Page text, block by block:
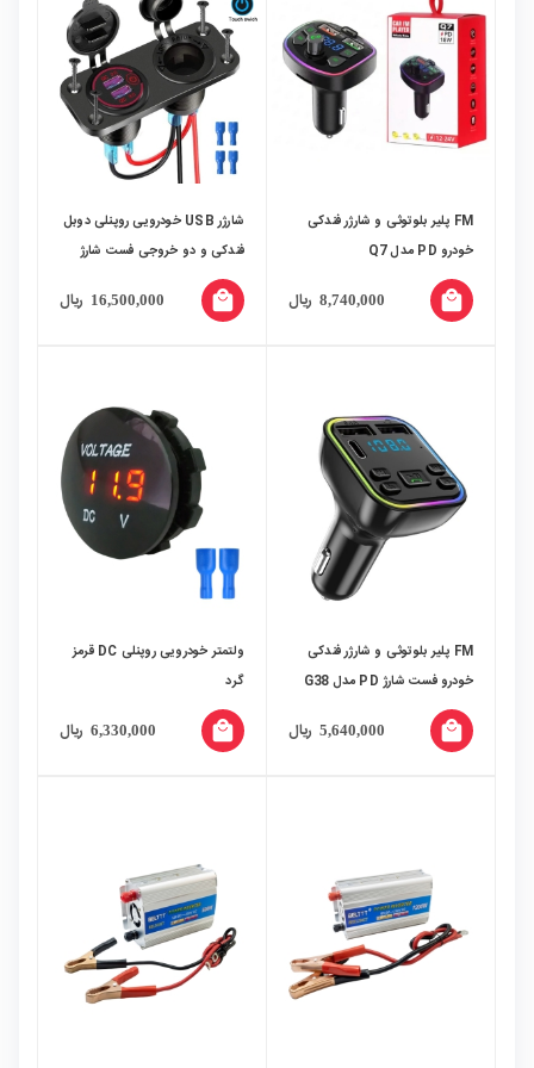
FM پلیر بلوتوثی و شارژر فندکی
خودرو PD مدل Q7
8,740,000 ریال local_mall
شارژر USB خودرویی روپنلی دوبل
فندکی و دو خروجی فست شارژ
QC3.0 با ON/OFF لمسی
16,500,000 ریال local_mall
FM پلیر بلوتوثی و شارژر فندکی
خودرو فست شارژ PD مدل G38
5,640,000 ریال local_mall
ولتمتر خودرویی روپنلی DC قرمز
گرد
6,330,000 ریال local_mall